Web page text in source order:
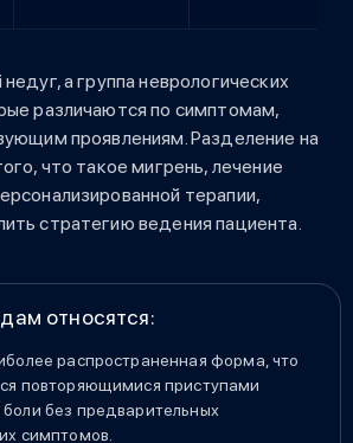
а группа неврологических
различаются по симптомам,
проявлениям. Разделение на
что такое мигрень, лечение
терапии,
стратегию ведения пациента.
относятся:
распространенная форма, что
повторяющимися приступами
без предварительных
симптомов.